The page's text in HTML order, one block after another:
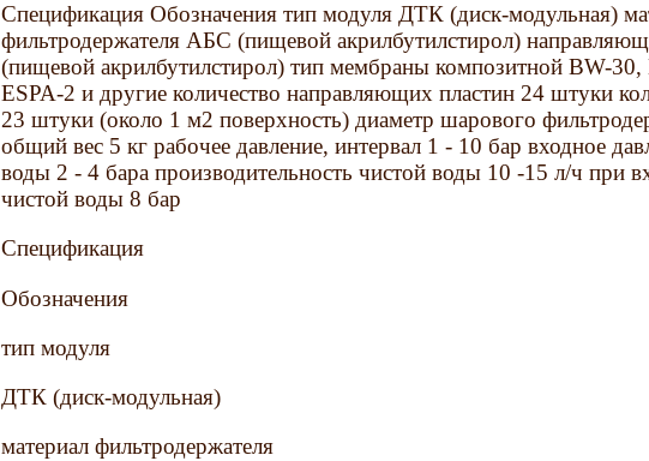
Спецификация Обозначения тип модуля ДТК (диск-модульная)
фильтродержателя АБС (пищевой акрилбутилстирол)
(пищевой акрилбутилстирол) тип мембраны композитной BW-
ESPA-2 и другие количество направляющих пластин 24 штуки
23 штуки (около 1 м2 поверхность) диаметр шарового
общий вес 5 кг рабочее давление, интервал 1 - 10 бар входное
воды 2 - 4 бара производительность чистой воды 10 -15 л/ч при
чистой воды 8 бар
Спецификация
Обозначения
тип модуля
ДТК (диск-модульная)
материал фильтродержателя